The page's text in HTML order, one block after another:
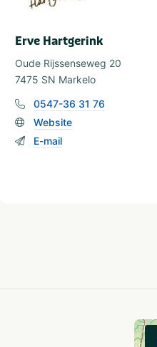
Erve Hartgerink
Oude Rijssenseweg 20
7475 SN Markelo
0547-36 31 76
Website
E-mail